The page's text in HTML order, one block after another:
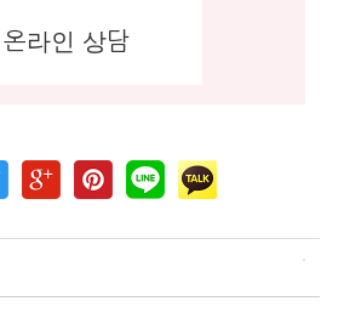
온라인 상담